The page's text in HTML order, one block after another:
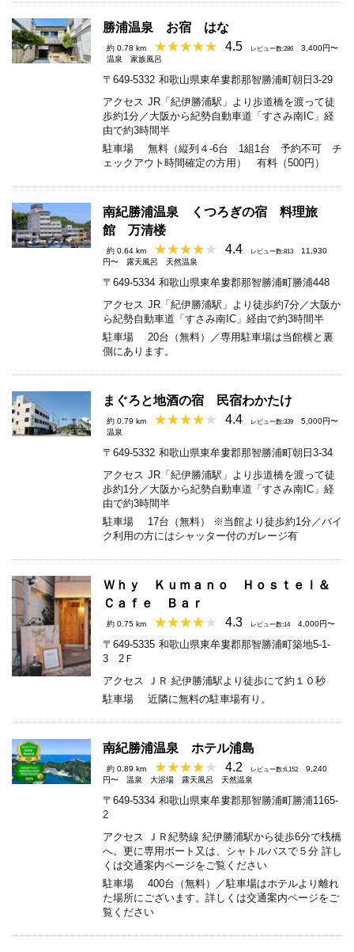
勝浦温泉 お宿 はな
約 0.78 km 4.5 レビュー数:286
3,400円〜
温泉
家族風呂
〒649-5332 和歌山県東牟婁郡那智勝浦町朝日3-29
アクセス JR「紀伊勝浦駅」より歩道橋を渡って徒
歩約1分／大阪から紀勢自動車道「すさみ南IC」経
由で約3時間半
駐車場
無料（縦列４-6台 1組1台 予約不可 チ
ェックアウト時間確定の方用） 有料（500円）
南紀勝浦温泉 くつろぎの宿 料理旅
館 万清楼
約 0.64 km 4.4 レビュー数:813
11,930
円〜
露天風呂 天然温泉
〒649-5334 和歌山県東牟婁郡那智勝浦町勝浦448
アクセス JR「紀伊勝浦駅」より徒歩約7分／大阪か
ら紀勢自動車道「すさみ南IC」経由で約3時間半
駐車場
20台（無料）／専用駐車場は当館横と裏
側にあります。
まぐろと地酒の宿 民宿わかたけ
約 0.79 km 4.4 レビュー数:339
5,000円〜
温泉
〒649-5332 和歌山県東牟婁郡那智勝浦町朝日3-34
アクセス JR「紀伊勝浦駅」より歩道橋を渡って徒
歩約1分／大阪から紀勢自動車道「すさみ南IC」経
由で約3時間半
駐車場
17台（無料） ※当館より徒歩約1分／バイ
ク利用の方にはシャッター付のガレージ有
Ｗｈｙ Ｋｕｍａｎｏ Ｈｏｓｔｅｌ＆
Ｃａｆｅ Ｂａｒ
約 0.75 km 4.3 レビュー数:14 4,000円〜
〒649-5335 和歌山県東牟婁郡那智勝浦町築地5-1-
3 2Ｆ
アクセス
ＪＲ 紀伊勝浦駅より徒歩にて約１０秒
駐車場
近隣に無料の駐車場有り。
南紀勝浦温泉 ホテル浦島
約 0.89 km 4.2 レビュー数:6,152
9,240
円〜
温泉 大浴場 露天風呂 天然温泉
〒649-5334 和歌山県東牟婁郡那智勝浦町勝浦1165-
2
アクセス
ＪＲ紀勢線 紀伊勝浦駅から徒歩6分で桟橋
へ。更に専用ボート又は、シャトルバスで５分 詳し
くは交通案内ページをご覧ください
駐車場
400台（無料）／駐車場はホテルより離れ
た場所にございます。詳しくは交通案内ページをご
覧ください